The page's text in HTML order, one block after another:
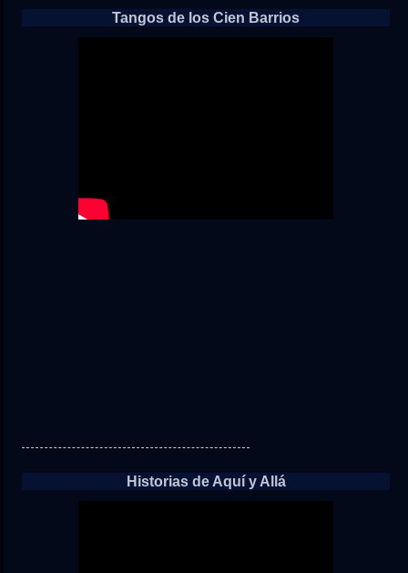
Tangos de los Cien Barrios
Historias de Aquí y Allá